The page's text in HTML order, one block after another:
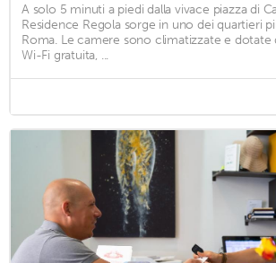
A solo 5 minuti a piedi dalla vivace piazza di
Residence Regola sorge in uno dei quartieri
Roma. Le camere sono climatizzate e dotate
Wi-Fi gratuita, ...